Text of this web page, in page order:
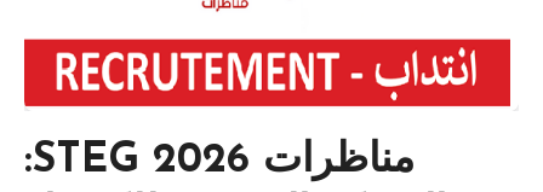
مناظرات STEG 2026: